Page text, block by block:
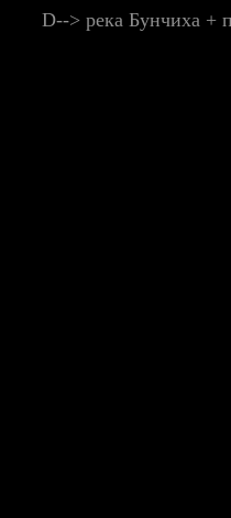
D--> река Бунчиха +